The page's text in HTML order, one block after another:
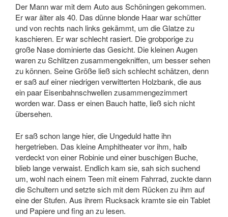
Der Mann war mit dem Auto aus Schöningen gekommen.
Er war älter als 40. Das dünne blonde Haar war schütter
und von rechts nach links gekämmt, um die Glatze zu
kaschieren. Er war schlecht rasiert. Die grobporige zu
große Nase dominierte das Gesicht. Die kleinen Augen
waren zu Schlitzen zusammengekniffen, um besser sehen
zu können. Seine Größe ließ sich schlecht schätzen, denn
er saß auf einer niedrigen verwitterten Holzbank, die aus
ein paar Eisenbahnschwellen zusammengezimmert
worden war. Dass er einen Bauch hatte, ließ sich nicht
übersehen.
Er saß schon lange hier, die Ungeduld hatte ihn
hergetrieben. Das kleine Amphitheater vor ihm, halb
verdeckt von einer Robinie und einer buschigen Buche,
blieb lange verwaist. Endlich kam sie, sah sich suchend
um, wohl nach einem Teen mit einem Fahrrad, zuckte dann
die Schultern und setzte sich mit dem Rücken zu ihm auf
eine der Stufen. Aus ihrem Rucksack kramte sie ein Tablet
und Papiere und fing an zu lesen.